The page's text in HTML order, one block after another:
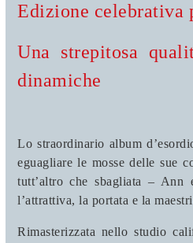
Edizione celebrativa
Una strepitosa
dinamiche
Lo straordinario album
eguagliare le mosse delle sue
tutt’altro che sbagliata – Ann
l’attrattiva, la portata e la
Rimasterizzata nello studio